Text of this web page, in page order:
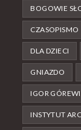
BOGOWIE
CZASOPISMO
DLA DZIECI
GNIAZDO
IGOR
INSTYTUT